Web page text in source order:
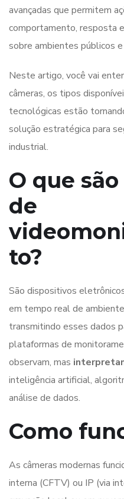
avançadas que permitem
comportamento, resposta
sobre ambientes públicos
Neste artigo, você vai
câmeras, os tipos
tecnológicas estão
solução estratégica para
industrial.
O que
de
to?
São dispositivos
em tempo real de
transmitindo esses dados
plataformas de
observam, mas
inteligência artificial,
análise de dados.
Como
As câmeras modernas
interna (CFTV) ou IP (via